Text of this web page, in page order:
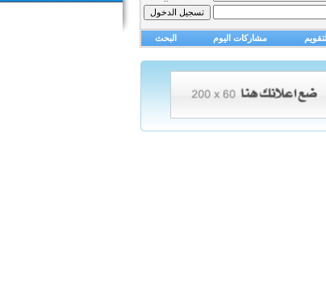
مشاركات اليوم البحث